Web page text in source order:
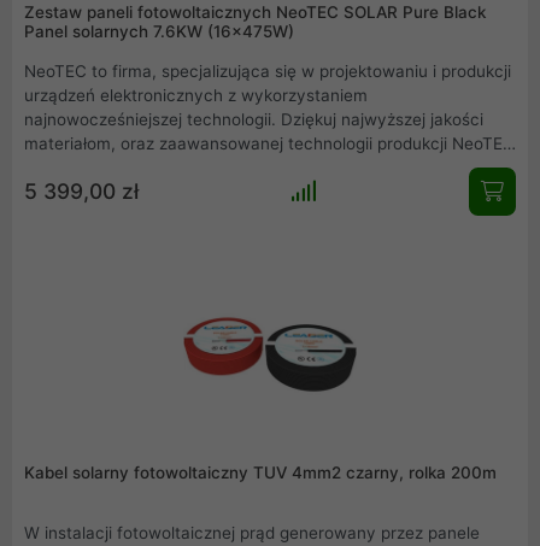
Zestaw paneli fotowoltaicznych NeoTEC SOLAR Pure Black
Panel solarnych 7.6KW (16x475W)
NeoTEC to firma, specjalizująca się w projektowaniu i produkcji
urządzeń elektronicznych z wykorzystaniem
najnowocześniejszej technologii. Dziękuj najwyższej jakości
materiałom, oraz zaawansowanej technologii produkcji NeoTEC
dołączył do grona czołowych producentów paneli słonecznych
na świecie. Model ten oferuje moc 475W/p. Seria Pure Black
5 399,00 zł
Kabel solarny fotowoltaiczny TUV 4mm2 czarny, rolka 200m
W instalacji fotowoltaicznej prąd generowany przez panele